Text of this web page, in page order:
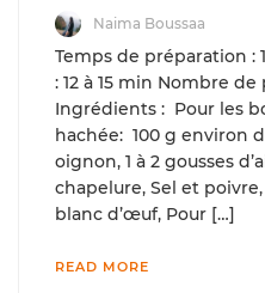
Naima Boussaa
Temps de préparation :
: 12 à 15 min Nombre de
Ingrédients : Pour les
hachée: 100 g environ
oignon, 1 à 2 gousses
chapelure, Sel et
blanc d’œuf, Pour […]
READ MORE